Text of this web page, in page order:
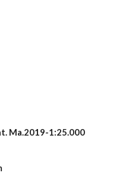
Ma.2019-1:25.000